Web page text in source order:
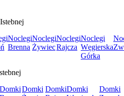
Noclegi
Brenna
Noclegi
Żywiec
Noclegi
Rajcza
Noclegi
Węgierska
Górka
DomkiDomki DomkiDomki
Domki